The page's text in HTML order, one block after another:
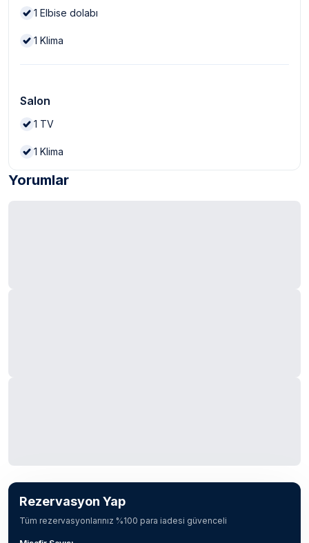
1 Elbise dolabı
1 Klima
Salon
1 TV
1 Klima
Yorumlar
Rezervasyon Yap
Tüm rezervasyonlarınız %100 para iadesi güvenceli